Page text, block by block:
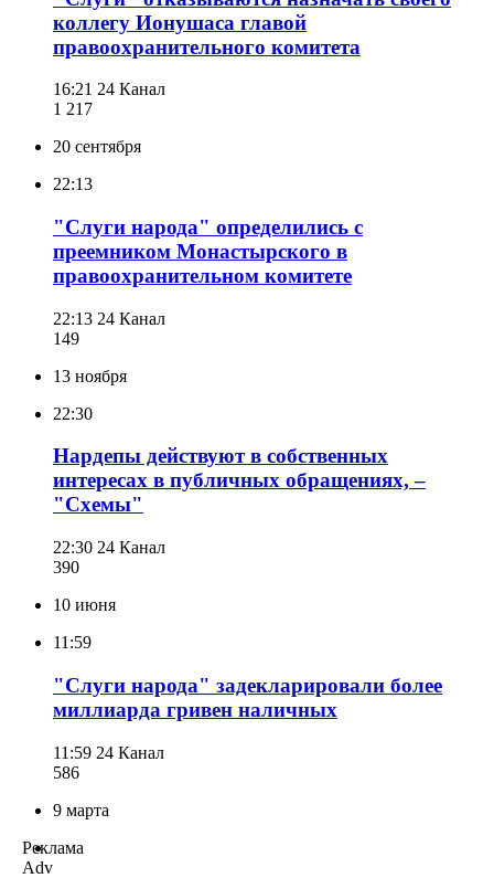
коллегу Ионушаса главой
правоохранительного комитета
16:21 24 Канал
1 217
20 сентября
22:13
"Слуги народа" определились с
преемником Монастырского в
правоохранительном комитете
22:13 24 Канал
149
13 ноября
22:30
Нардепы действуют в собственных
интересах в публичных обращениях, –
"Схемы"
22:30 24 Канал
390
10 июня
11:59
"Слуги народа" задекларировали более
миллиарда гривен наличных
11:59 24 Канал
586
9 марта
Реклама
Adv